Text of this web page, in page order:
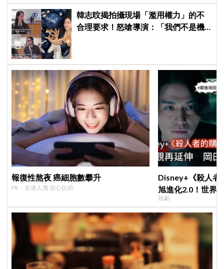
韓志旼揭拍攝現場「濫用權力」的不
合理要求！怒嗆導演：「我們不是機
報復性熬夜 癌細胞數攀升
PR・安達人壽 安心抗癌
Disney+《殺人者
旭進化2.0！世界
登場竟殺了「他」
韓劇